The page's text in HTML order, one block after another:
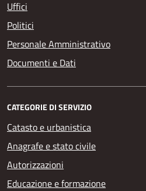
Uffici
Politici
Personale Amministrativo
Documenti e Dati
CATEGORIE DI SERVIZIO
Catasto e urbanistica
Anagrafe e stato civile
Autorizzazioni
Educazione e formazione